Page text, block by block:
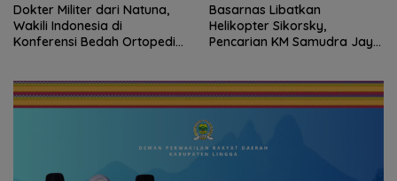
Dokter Militer dari Natuna,
Wakili Indonesia di
Konferensi Bedah Ortopedi
Basarnas Libatkan
Helikopter Sikorsky,
Pencarian KM Samudra Jaya